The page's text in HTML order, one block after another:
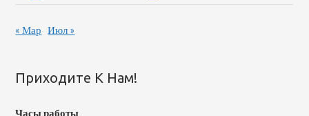
« Мар Июл »
Приходите К Нам!
Часы работы